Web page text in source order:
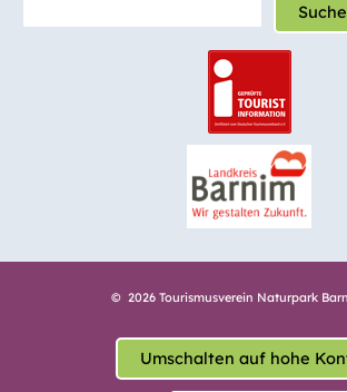
© 2026 Tourismusverein Naturpark
Umschalten auf hohe